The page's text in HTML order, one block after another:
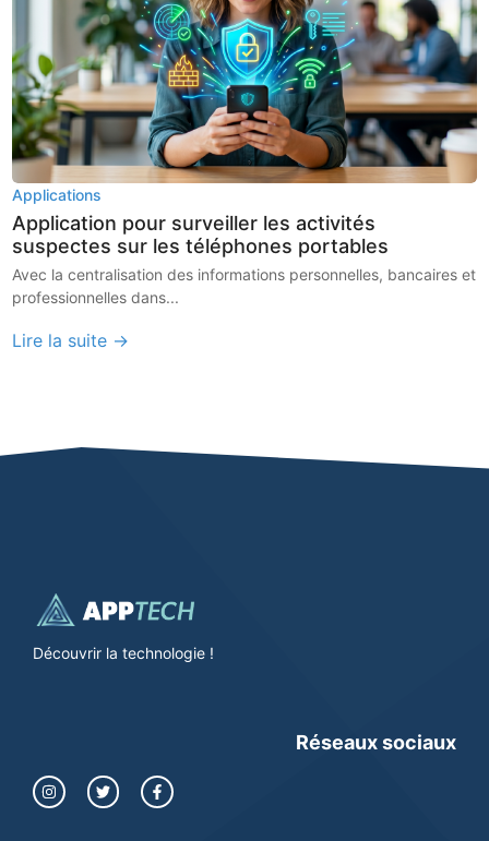
Applications
Application pour surveiller les activités
suspectes sur les téléphones portables
Avec la centralisation des informations personnelles, bancaires et
professionnelles dans...
Lire la suite →
Découvrir la technologie !
Réseaux sociaux